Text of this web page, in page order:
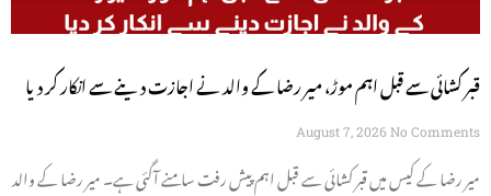
قبر کشائی سے قبل اہم موڑ، میر رضا کے والد نے اجازت دینے سے انکار کر دیا
August 7, 2026 No Comments
میر رضا کے کیس میں قبر کشائی سے قبل اہم پیش رفت سامنے آگئی ہے۔ میر رضا کے والد